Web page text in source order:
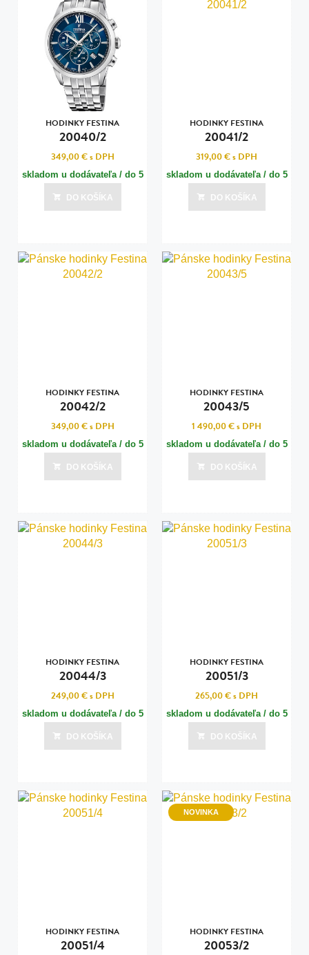
HODINKY FESTINA
20040/2
349,00 €s DPH
skladom u dodávateľa / do 5
dní
Posledná aktualizácia dnes o 09:01
DO KOŠÍKA
HODINKY FESTINA
20041/2
319,00 €s DPH
skladom u dodávateľa / do 5
dní
Posledná aktualizácia dnes o 09:01
DO KOŠÍKA
HODINKY FESTINA
20042/2
349,00 €s DPH
skladom u dodávateľa / do 5
dní
Posledná aktualizácia dnes o 09:01
DO KOŠÍKA
HODINKY FESTINA
20043/5
1 490,00 €s DPH
skladom u dodávateľa / do 5
dní
Posledná aktualizácia dnes o 09:01
DO KOŠÍKA
HODINKY FESTINA
20044/3
249,00 €s DPH
skladom u dodávateľa / do 5
dní
Posledná aktualizácia dnes o 09:01
DO KOŠÍKA
HODINKY FESTINA
20051/3
265,00 €s DPH
skladom u dodávateľa / do 5
dní
Posledná aktualizácia dnes o 09:01
DO KOŠÍKA
HODINKY FESTINA
20051/4
NOVINKA
HODINKY FESTINA
20053/2